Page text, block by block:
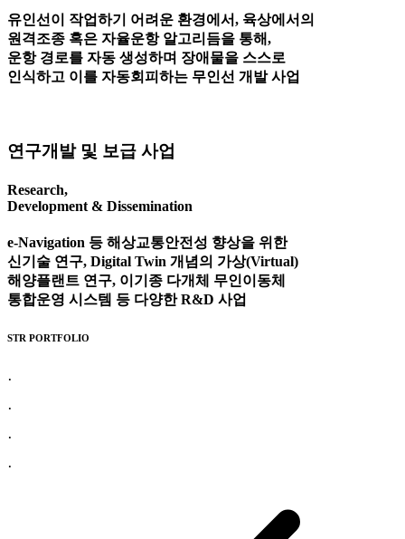
유인선이 작업하기 어려운 환경에서, 육상에서의
원격조종 혹은 자율운항 알고리듬을 통해,
운항 경로를 자동 생성하며 장애물을 스스로
인식하고 이를 자동회피하는 무인선 개발 사업
연구개발 및 보급 사업
Research,
Development & Dissemination
e-Navigation 등 해상교통안전성 향상을 위한
신기술 연구, Digital Twin 개념의 가상(Virtual)
해양플랜트 연구, 이기종 다개체 무인이동체
통합운영 시스템 등 다양한 R&D 사업
STR PORTFOLIO
·
·
·
·